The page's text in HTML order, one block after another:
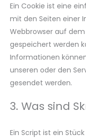
Ein Cookie ist eine
mit den Seiten einer
Webbrowser auf
gespeichert werden
Informationen
unseren oder den
gesendet werden.
3. Was sind
Ein Script ist ein